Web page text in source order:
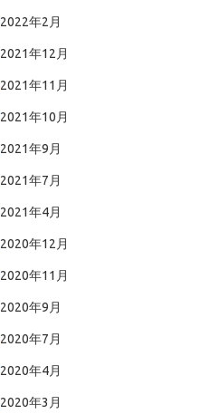
2022年2月
2021年12月
2021年11月
2021年10月
2021年9月
2021年7月
2021年4月
2020年12月
2020年11月
2020年9月
2020年7月
2020年4月
2020年3月